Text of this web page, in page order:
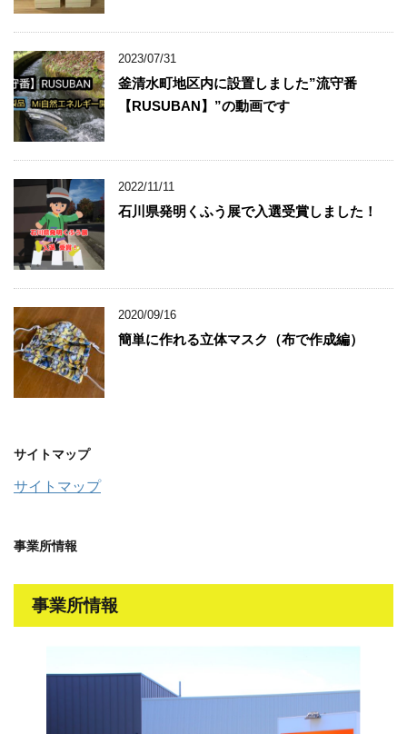
2023/07/31
釜清水町地区内に設置しました”流守番
【RUSUBAN】”の動画です
2022/11/11
石川県発明くふう展で入選受賞しました！
2020/09/16
簡単に作れる立体マスク（布で作成編）
サイトマップ
サイトマップ
事業所情報
事業所情報